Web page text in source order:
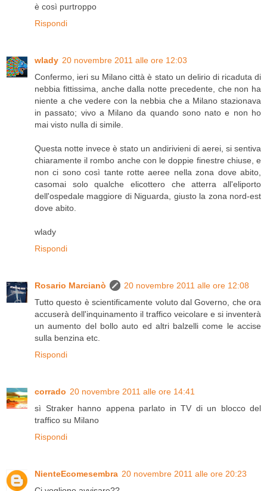
è così purtroppo
Rispondi
wlady 20 novembre 2011 alle ore 12:03
Confermo, ieri su Milano città è stato un delirio di ricaduta di
nebbia fittissima, anche dalla notte precedente, che non ha
niente a che vedere con la nebbia che a Milano stazionava
in passato; vivo a Milano da quando sono nato e non ho
mai visto nulla di simile.
Questa notte invece è stato un andirivieni di aerei, si sentiva
chiaramente il rombo anche con le doppie finestre chiuse, e
non ci sono così tante rotte aeree nella zona dove abito,
casomai solo qualche elicottero che atterra all'eliporto
dell'ospedale maggiore di Niguarda, giusto la zona nord-est
dove abito.
wlady
Rispondi
Rosario Marcianò
20 novembre 2011 alle ore 12:08
Tutto questo è scientificamente voluto dal Governo, che ora
accuserà dell'inquinamento il traffico veicolare e si inventerà
un aumento del bollo auto ed altri balzelli come le accise
sulla benzina etc.
Rispondi
corrado 20 novembre 2011 alle ore 14:41
sì Straker hanno appena parlato in TV di un blocco del
traffico su Milano
Rispondi
NienteEcomesembra 20 novembre 2011 alle ore 20:23